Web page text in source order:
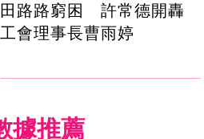
田路路窮困 許常德開轟
工會理事長曹雨婷
據推薦